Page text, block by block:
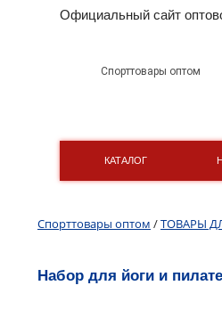
Официальный сайт
Спорттовары оптом
КАТАЛОГ
Спорттовары оптом /ТОВАРЫ
Набор для йоги и